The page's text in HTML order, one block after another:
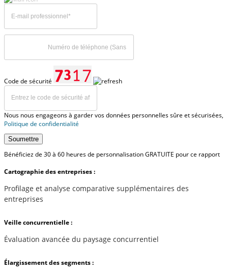
Code de sécurité
Nous nous engageons à garder vos données personnelles sûre et sécurisées,
Politique de confidentialité
Soumettre
Bénéficiez de 30 à 60 heures de personnalisation GRATUITE pour ce rapport
Cartographie des entreprises :
Profilage et analyse comparative supplémentaires des
entreprises
Veille concurrentielle :
Évaluation avancée du paysage concurrentiel
Élargissement des segments :